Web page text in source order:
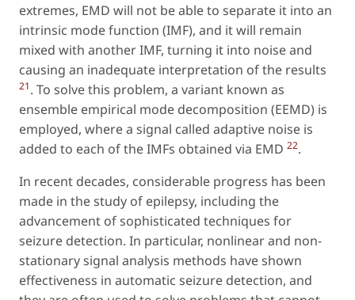
extremes, EMD will not be able to separate it into an
intrinsic mode function (IMF), and it will remain
mixed with another IMF, turning it into noise and
causing an inadequate interpretation of the results
21. To solve this problem, a variant known as
ensemble empirical mode decomposition (EEMD) is
employed, where a signal called adaptive noise is
added to each of the IMFs obtained via EMD 22.
In recent decades, considerable progress has been
made in the study of epilepsy, including the
advancement of sophisticated techniques for
seizure detection. In particular, nonlinear and non-
stationary signal analysis methods have shown
effectiveness in automatic seizure detection, and